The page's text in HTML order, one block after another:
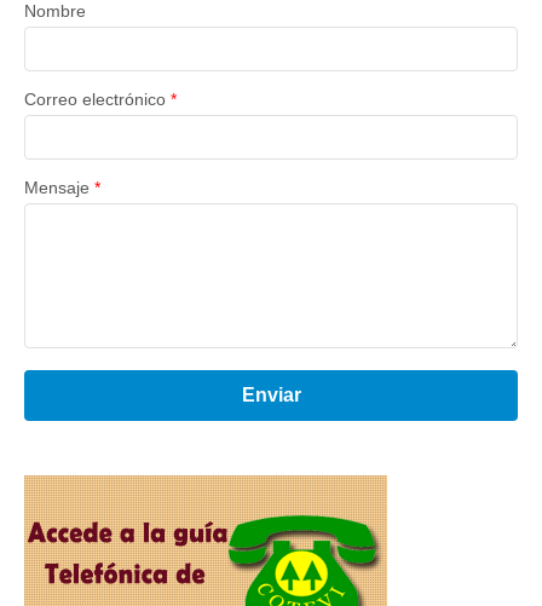
Nombre
Correo electrónico *
Mensaje *
Enviar